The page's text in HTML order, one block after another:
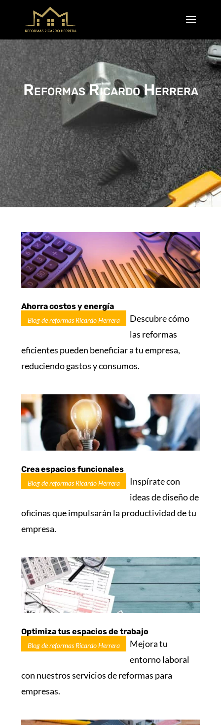
Reformas Ricardo Herrera
Ahorra costos y energía
Blog de reformas Ricardo Herrera
Descubre cómo
las reformas
eficientes pueden beneficiar a tu empresa,
reduciendo gastos y consumos.
Crea espacios funcionales
Blog de reformas Ricardo Herrera
Inspírate con
ideas de diseño de
oficinas que impulsarán la productividad de tu
empresa.
Optimiza tus espacios de trabajo
Blog de reformas Ricardo Herrera
Mejora tu
entorno laboral
con nuestros servicios de reformas para
empresas.